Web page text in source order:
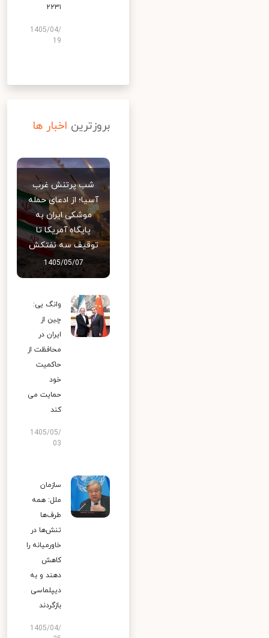
۲۲۳۱
1405/04/
19
بروزترین اخبار ها
شب پرتنش غرب
آسیا؛ از ادعای حمله
موشکی ایران به
پایگاه آمریکا تا
توقیف سه نفتکش
1405/05/07
وانگ یی:
چین از
ایران در
محافظت از
حاکمیت
خود
حمایت می
کند
1405/05/
03
سازمان
ملل: همه
طرف‌ها
تنش‌ها در
خاورمیانه را
کاهش
دهند و به
دیپلماسی
بازگردند
1405/04/